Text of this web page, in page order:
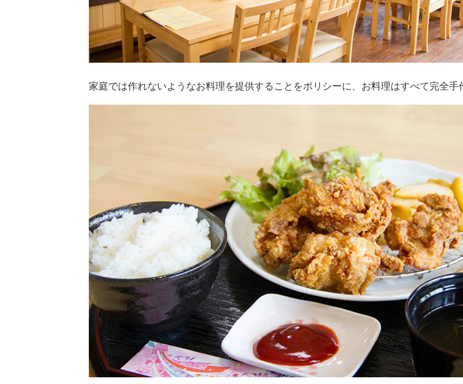
家庭では作れないようなお料理を提供することをポリシーに、お料理はすべて完全手